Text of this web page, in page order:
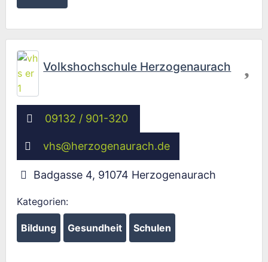
Volkshochschule Herzogenaurach
09132 / 901-320
vhs@herzogenaurach.de
Badgasse 4, 91074 Herzogenaurach
Kategorien:
Bildung Gesundheit Schulen